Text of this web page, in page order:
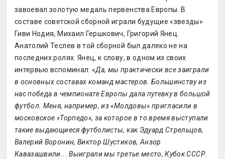
завоевал золотую медаль первенства Европы. В
составе советской сборной играли будущие «звезды»
Гиви Нодия, Михаил Гершкович, Григорий Янец.
Анатолий Теслев в той сборной был далеко не на
последних ролях. Янец, к слову, в одном из своих
интервью вспоминал: «Да, мы практически все заиграли
в основных составах команд мастеров. Большинству из
нас победа в чемпионате Европы дала путевку в большой
футбол. Меня, например, из «Молдовы» пригласили в
московское «Торпедо», за которое в то время выступали
такие выдающиеся футболисты, как Эдуард Стрельцов,
Валерий Воронин, Виктор Шустиков, Анзор
Кавазашвили... Выиграли мы третье место, Кубок СССР.